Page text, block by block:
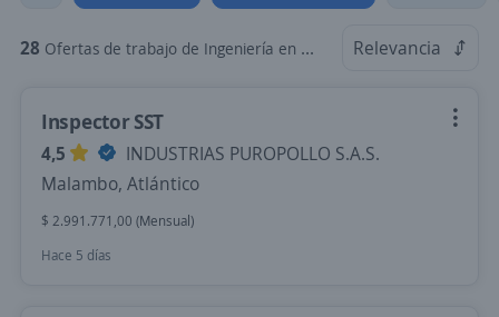
28 Ofertas de trabajo de Ingeniería en Malambo, Atlántico Relevancia
Inspector SST
4,5
INDUSTRIAS PUROPOLLO S.A.S.
Malambo, Atlántico
$ 2.991.771,00 (Mensual)
Hace 5 días